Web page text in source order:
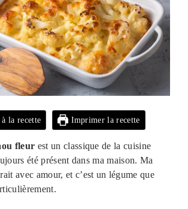
la recette Imprimer la recette
fleur est un classique de la cuisine
été présent dans ma maison. Ma
avec amour, et c’est un légume que